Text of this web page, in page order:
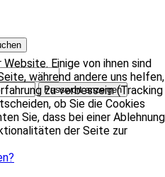
Einige von ihnen sind
während andere uns helfen,
zu verbessern (Tracking
ob Sie die Cookies
Sie, dass bei einer Ablehnung
der Seite zur
Passwort anzeigen